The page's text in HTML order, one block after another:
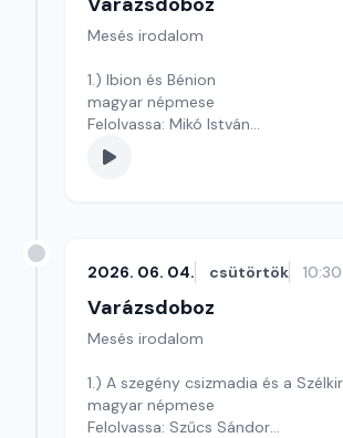
Mesés irodalom
1.) Ibion és Bénion
magyar népmese
Felolvassa: Mikó István
Szerkesztő: Varga Andrea
2026. 06. 04. csütörtök 10:30
Varázsdoboz
Mesés irodalom
1.) A szegény csizmadia és a
magyar népmese
Felolvassa: Szűcs Sándor